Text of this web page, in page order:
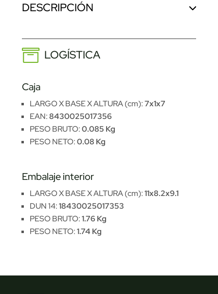
DESCRIPCIÓN
LOGÍSTICA
Caja
LARGO X BASE X ALTURA (cm):7x1x7
EAN:8430025017356
PESO BRUTO:0.085 Kg
PESO NETO:0.08 Kg
Embalaje interior
LARGO X BASE X ALTURA (cm):11x8.2x9.1
DUN 14:18430025017353
PESO BRUTO:1.76 Kg
PESO NETO:1.74 Kg